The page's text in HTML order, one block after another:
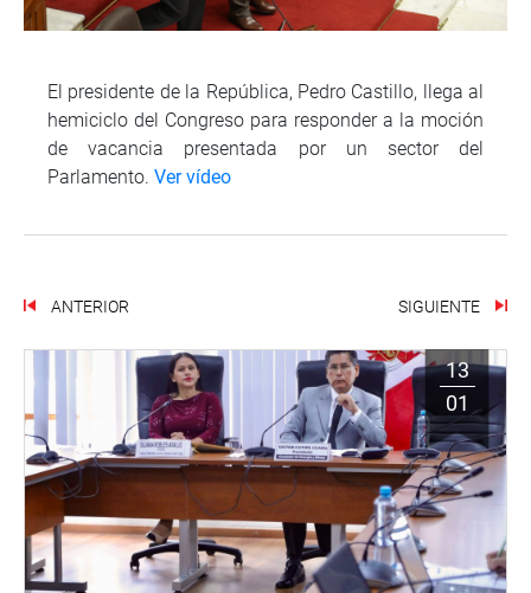
El presidente de la República, Pedro Castillo, llega al
hemiciclo del Congreso para responder a la moción
de vacancia presentada por un sector del
Parlamento. Ver vídeo
ANTERIOR SIGUIENTE
13
01